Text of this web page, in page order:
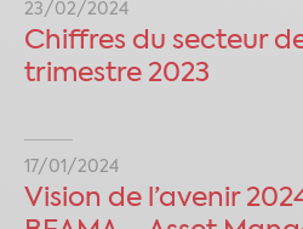
23/02/2024
​​Chiffres du secteur
trimestre 2023​
17/01/2024
Vision de l’avenir